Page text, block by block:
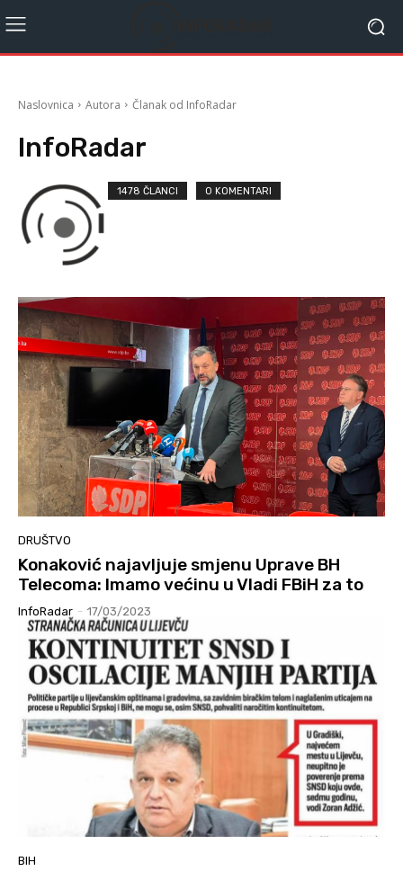
Naslovnica Autora Članak od InfoRadar
InfoRadar
1478 ČLANCI 0 KOMENTARI
DRUŠTVO
Konaković najavljuje smjenu Uprave BH
Telecoma: Imamo većinu u Vladi FBiH za to
InfoRadar - 17/03/2023
BIH